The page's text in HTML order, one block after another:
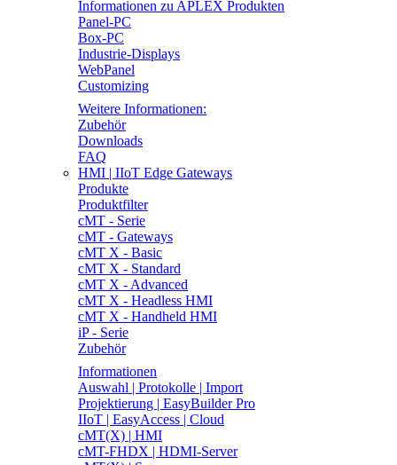
Informationen zu APLEX Produkten
Panel-PC
Box-PC
Industrie-Displays
WebPanel
Customizing
Weitere Informationen:
Zubehör
Downloads
FAQ
HMI | IIoT Edge Gateways
Produkte
Produktfilter
cMT - Serie
cMT - Gateways
cMT X - Basic
cMT X - Standard
cMT X - Advanced
cMT X - Headless HMI
cMT X - Handheld HMI
iP - Serie
Zubehör
Informationen
Auswahl | Protokolle | Import
Projektierung | EasyBuilder Pro
IIoT | EasyAccess | Cloud
cMT(X) | HMI
cMT-FHDX | HDMI-Server